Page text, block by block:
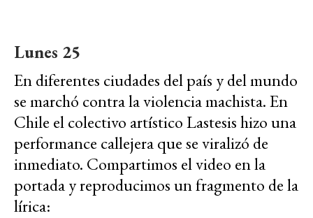
Lunes 25
En diferentes ciudades del país y del mundo
se marchó contra la violencia machista. En
Chile el colectivo artístico Lastesis hizo una
performance callejera que se viralizó de
inmediato. Compartimos el video en la
portada yreproducimos un fragmento de la
lírica: